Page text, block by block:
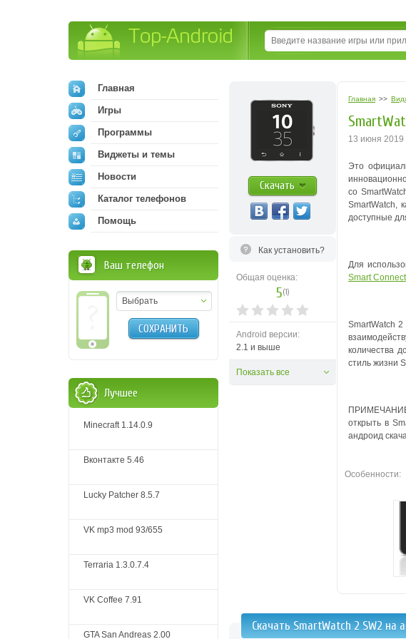
Скачать
Как установить?
Общая оценка:
5(1)
Android версии:
2.1 и выше
Показать все
Главная >>
13 июня 2019
Это
со
SmartWatch,
доступные
Для
Smart Connect
SmartWatch
количества
стиль жизни
ПРИМЕЧАНИЕ.
открыть в
андроид
Особенности:
Скачать SmartWatch 2 SW2 на
Главная
Игры
Программы
Виджеты и темы
Новости
Каталог телефонов
Помощь
Ваш телефон
Выбрать
СОХРАНИТЬ
Лучшее
Minecraft 1.14.0.9
Вконтакте 5.46
Lucky Patcher 8.5.7
VK mp3 mod 93/655
Terraria 1.3.0.7.4
VK Coffee 7.91
GTA San Andreas 2.00